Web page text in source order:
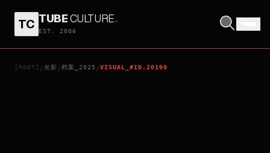
TC TUBECULTURE.
EST. 2006
[ROOT] /光影 /档案_2025 /VISUAL_#ID.20199
SHAM